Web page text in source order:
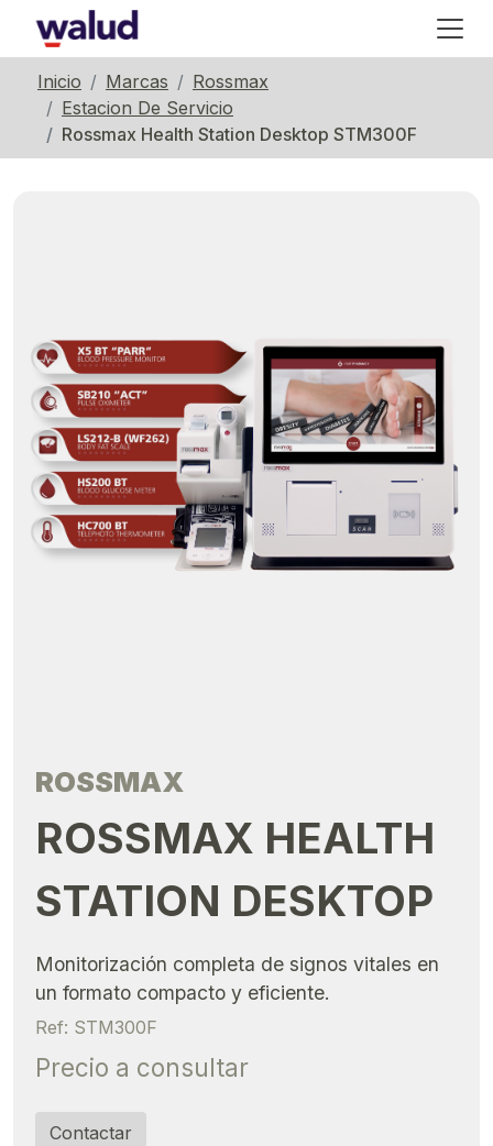
Inicio Marcas
Rossmax
Estacion De Servicio
Rossmax Health Station Desktop STM300F
ROSSMAX
ROSSMAX HEALTH
STATION DESKTOP
Monitorización completa de signos vitales en
un formato compacto y eficiente.
Ref: STM300F
Precio a consultar
Contactar